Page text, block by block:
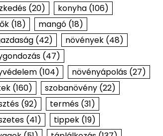
(20) konyha(106)
(18) mangó(18)
(42) növények(48)
(47)
(104) növényápolás(27)
(160) szobanövény(22)
(92) termés(31)
(41) tippek(19)